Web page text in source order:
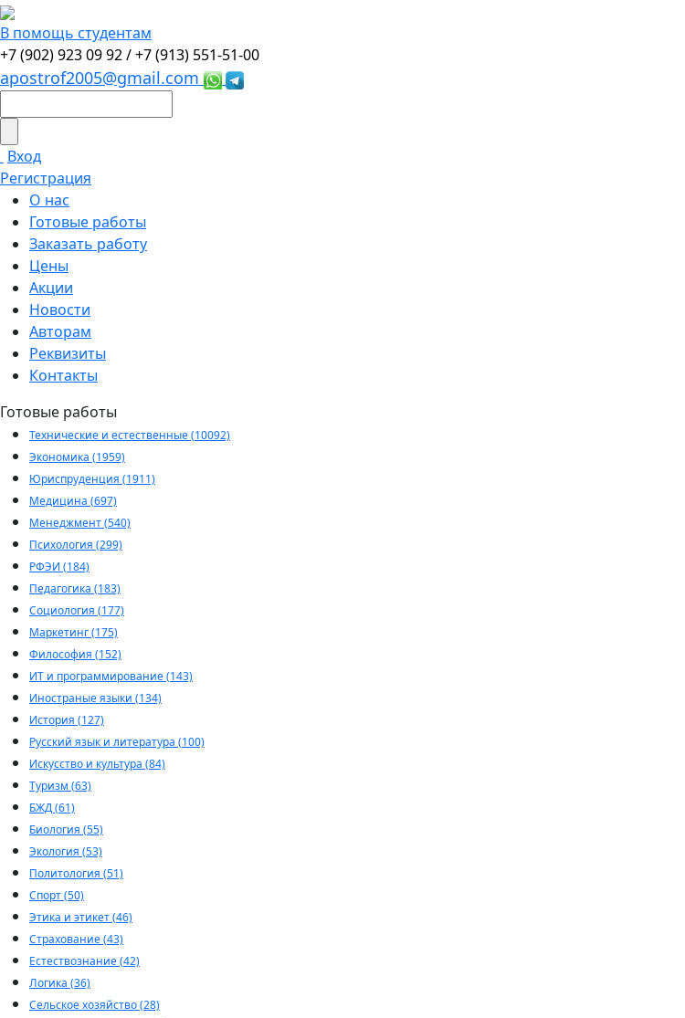
В помощь студентам
+7 (902) 923 09 92 /+7 (913) 551-51-00
apostrof2005@gmail.com
Вход
Регистрация
О нас
Готовые работы
Заказать работу
Цены
Акции
Новости
Авторам
Реквизиты
Контакты
Готовые работы
Технические и естественные (10092)
Экономика (1959)
Юриспруденция (1911)
Медицина (697)
Менеджмент (540)
Психология (299)
РФЭИ (184)
Педагогика (183)
Социология (177)
Маркетинг (175)
Философия (152)
ИТ и программирование (143)
Иностраные языки (134)
История (127)
Русский язык и литература (100)
Искусство и культура (84)
Туризм (63)
БЖД (61)
Биология (55)
Экология (53)
Политология (51)
Спорт (50)
Этика и этикет (46)
Страхование (43)
Естествознание (42)
Логика (36)
Сельское хозяйство (28)